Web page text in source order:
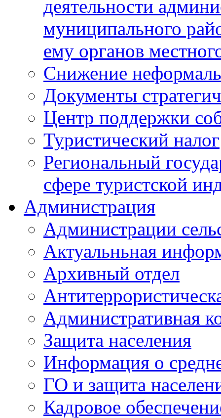
деятельности
муниципального
ему органов
Снижение
Документы
Центр поддержки
Туристический налог
Региональный
сфере туристской
Администрация
Администрации
Актуальньная
Архивный отдел
Административная
Защита населения
Информация о
ГО и защита
Кадровое